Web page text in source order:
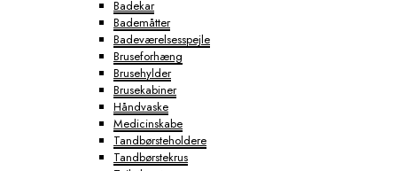
Badekar
Bademåtter
Badeværelsesspejle
Bruseforhæng
Brusehylder
Brusekabiner
Håndvaske
Medicinskabe
Tandbørsteholdere
Tandbørstekrus